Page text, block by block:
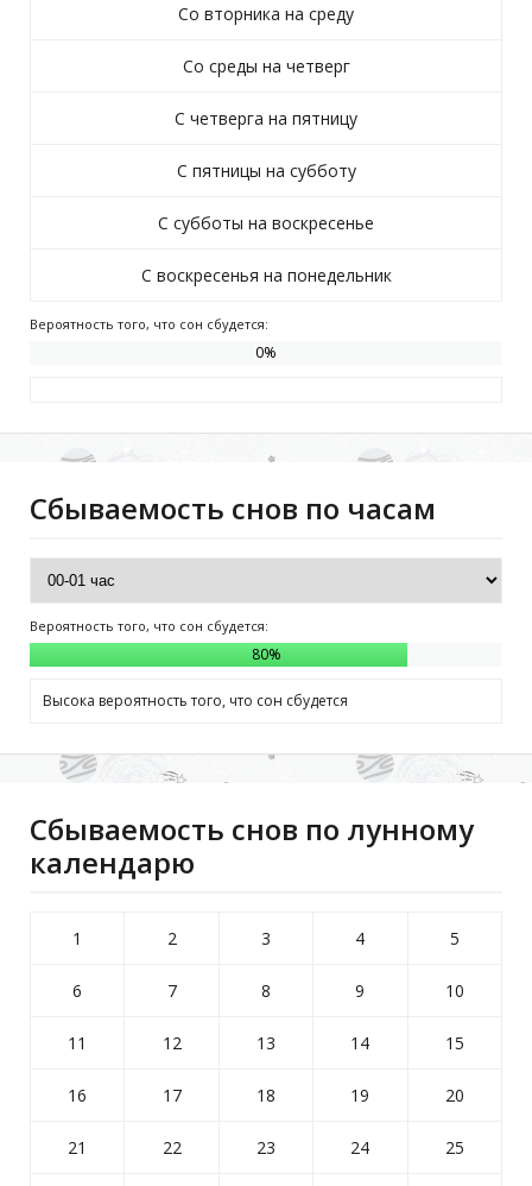
Со вторника на среду
Со среды на четверг
С четверга на пятницу
С пятницы на субботу
С субботы на воскресенье
С воскресенья на понедельник
Вероятность того, что сон сбудется:
0%
Сбываемость снов по часам
Вероятность того, что сон сбудется:
80%
Высока вероятность того, что сон сбудется
Сбываемость снов по лунному
календарю
1 2 3 4 5
6 7 8 9 10
11 12 13 14 15
16 17 18 19 20
21 22 23 24 25